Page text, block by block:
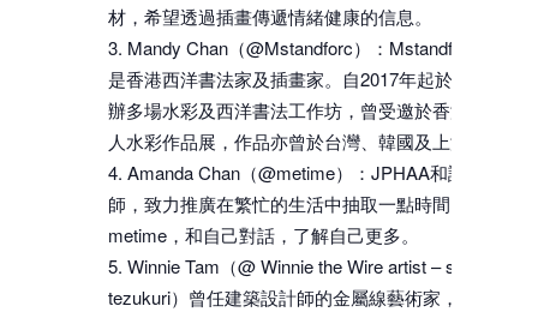
材，希望透過插畫傳遞情緒健康的信息。
Mandy Chan（@Mstandforc）：Mstandforc的主理
是香港西洋書法家及插畫家。自2017年起於香港及海
辦多場水彩及西洋書法工作坊，曾受邀於香港舉辦兩
人水彩作品展，作品亦曾於台灣、韓國及上海等地展
Amanda Chan（@metime）：JPHAA和諧粉彩正
師，致力推廣在繁忙的生活中抽取一點時間，享受自
metime，和自己對話，了解自己更多。
Winnie Tam（@ Winnie the Wire artist – simply
tezukuri）曾任建築設計師的金屬線藝術家，從小喜歡